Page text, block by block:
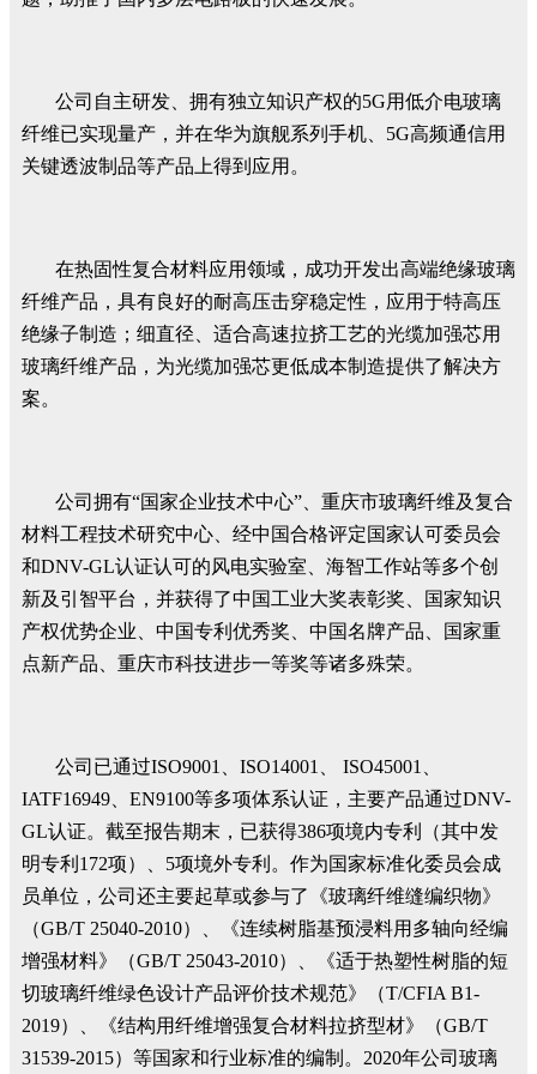
公司自主研发、拥有独立知识产权的5G用低介电玻璃
纤维已实现量产，并在华为旗舰系列手机、5G高频通信用
关键透波制品等产品上得到应用。
在热固性复合材料应用领域，成功开发出高端绝缘玻璃
纤维产品，具有良好的耐高压击穿稳定性，应用于特高压
绝缘子制造；细直径、适合高速拉挤工艺的光缆加强芯用
玻璃纤维产品，为光缆加强芯更低成本制造提供了解决方
案。
公司拥有“国家企业技术中心”、重庆市玻璃纤维及复合
材料工程技术研究中心、经中国合格评定国家认可委员会
和DNV-GL认证认可的风电实验室、海智工作站等多个创
新及引智平台，并获得了中国工业大奖表彰奖、国家知识
产权优势企业、中国专利优秀奖、中国名牌产品、国家重
点新产品、重庆市科技进步一等奖等诸多殊荣。
公司已通过ISO9001、ISO14001、 ISO45001、
IATF16949、EN9100等多项体系认证，主要产品通过DNV-
GL认证。截至报告期末，已获得386项境内专利（其中发
明专利172项）、5项境外专利。作为国家标准化委员会成
员单位，公司还主要起草或参与了《玻璃纤维缝编织物》
（GB/T 25040-2010）、《连续树脂基预浸料用多轴向经编
增强材料》（GB/T 25043-2010）、《适于热塑性树脂的短
切玻璃纤维绿色设计产品评价技术规范》（T/CFIA B1-
2019）、《结构用纤维增强复合材料拉挤型材》（GB/T
31539-2015）等国家和行业标准的编制。2020年公司玻璃